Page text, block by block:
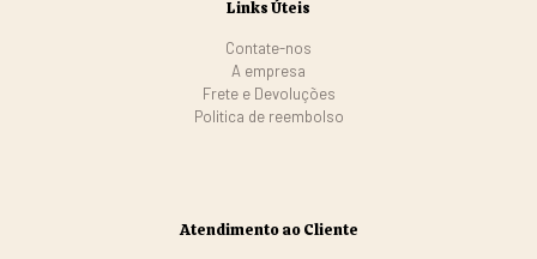
Links Úteis
Contate-nos
A empresa
Frete e Devoluções
Politica de reembolso
Atendimento ao Cliente